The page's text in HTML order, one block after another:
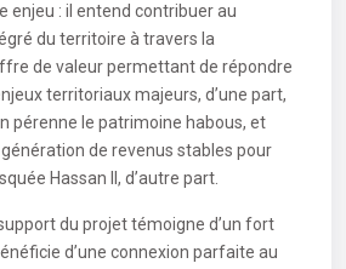
enjeu : il entend contribuer au
du territoire à travers la
de valeur permettant de répondre
territoriaux majeurs, d’une part,
pérenne le patrimoine habous, et
de revenus stables pour
Hassan II, d’autre part.
du projet témoigne d’un fort
d’une connexion parfaite au